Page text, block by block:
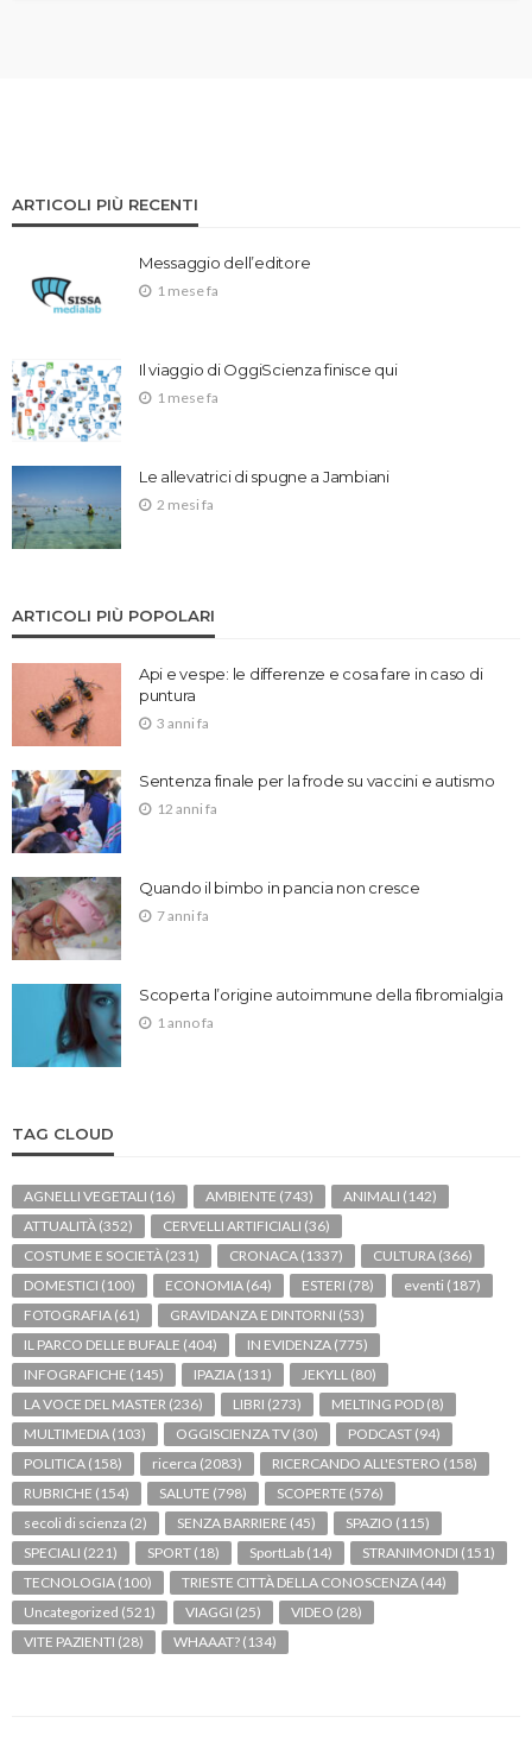
ARTICOLI PIÙ RECENTI
Messaggio dell’editore
1 mese fa
Il viaggio di OggiScienza finisce qui
1 mese fa
Le allevatrici di spugne a Jambiani
2 mesi fa
ARTICOLI PIÙ POPOLARI
Api e vespe: le differenze e cosa fare in caso di
puntura
3 anni fa
Sentenza finale per la frode su vaccini e autismo
12 anni fa
Quando il bimbo in pancia non cresce
7 anni fa
Scoperta l’origine autoimmune della fibromialgia
1 anno fa
TAG CLOUD
AGNELLI VEGETALI (16) AMBIENTE (743) ANIMALI (142)
ATTUALITÀ (352) CERVELLI ARTIFICIALI (36)
COSTUME E SOCIETÀ (231) CRONACA (1337) CULTURA (366)
DOMESTICI (100) ECONOMIA (64) ESTERI (78) eventi (187)
FOTOGRAFIA (61) GRAVIDANZA E DINTORNI (53)
IL PARCO DELLE BUFALE (404) IN EVIDENZA (775)
INFOGRAFICHE (145) IPAZIA (131) JEKYLL (80)
LA VOCE DEL MASTER (236) LIBRI (273) MELTING POD (8)
MULTIMEDIA (103) OGGISCIENZA TV (30) PODCAST (94)
POLITICA (158) ricerca (2083) RICERCANDO ALL'ESTERO (158)
RUBRICHE (154) SALUTE (798) SCOPERTE (576)
secoli di scienza (2) SENZA BARRIERE (45) SPAZIO (115)
SPECIALI (221) SPORT (18) SportLab (14) STRANIMONDI (151)
TECNOLOGIA (100) TRIESTE CITTÀ DELLA CONOSCENZA (44)
Uncategorized (521) VIAGGI (25) VIDEO (28)
VITE PAZIENTI (28) WHAAAT? (134)